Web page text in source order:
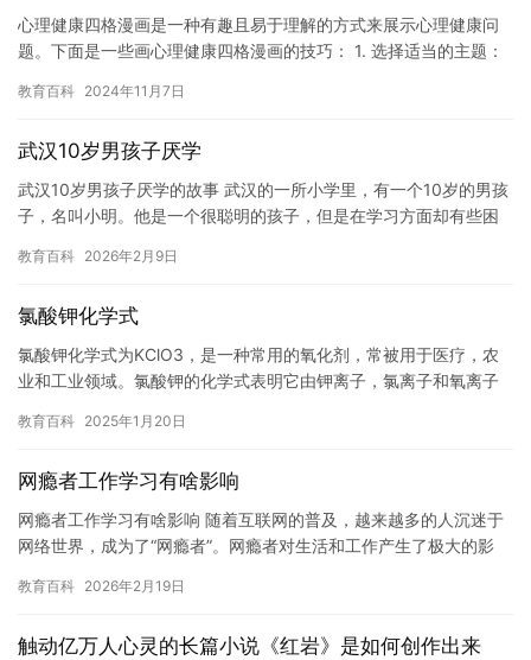
心理健康四格漫画是一种有趣且易于理解的方式来展示心理健康问
题。下面是一些画心理健康四格漫画的技巧： 1. 选择适当的主题：
教育百科 2024年11月7日
武汉10岁男孩子厌学
武汉10岁男孩子厌学的故事 武汉的一所小学里，有一个10岁的男孩
子，名叫小明。他是一个很聪明的孩子，但是在学习方面却有些困
教育百科 2026年2月9日
氯酸钾化学式
氯酸钾化学式为KClO3，是一种常用的氧化剂，常被用于医疗，农
业和工业领域。氯酸钾的化学式表明它由钾离子，氯离子和氧离子
教育百科 2025年1月20日
网瘾者工作学习有啥影响
网瘾者工作学习有啥影响 随着互联网的普及，越来越多的人沉迷于
网络世界，成为了“网瘾者”。网瘾者对生活和工作产生了极大的影
成…
教育百科 2026年2月19日
触动亿万人心灵的长篇小说《红岩》是如何创作出来